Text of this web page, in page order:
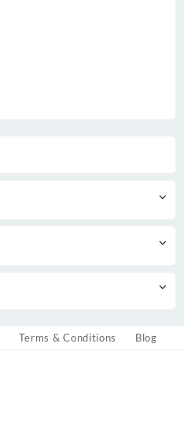
Terms & Conditions Blog